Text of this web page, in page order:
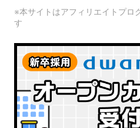
※本サイトはアフィリエイトプロ
す